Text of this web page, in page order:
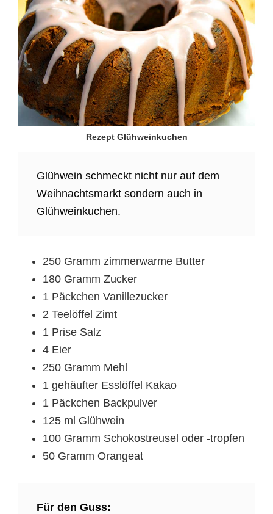
Rezept Glühweinkuchen
Glühwein schmeckt nicht nur auf dem
Weihnachtsmarkt sondern auch in
Glühweinkuchen.
250 Gramm zimmerwarme Butter
180 Gramm Zucker
1 Päckchen Vanillezucker
2 Teelöffel Zimt
1 Prise Salz
4 Eier
250 Gramm Mehl
1 gehäufter Esslöffel Kakao
1 Päckchen Backpulver
125 ml Glühwein
100 Gramm Schokostreusel oder -tropfen
50 Gramm Orangeat
Für den Guss: